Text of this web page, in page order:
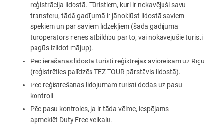
reģistrācija lidostā. Tūristiem, kuri ir nokavējuši savu
transferu, tādā gadījumā ir jānokļūst lidostā saviem
spēkiem un par saviem līdzekļiem (šādā gadījumā
tūroperators nenes atbildību par to, vai nokavējušie tūristi
pagūs izlidot mājup).
Pēc ierašanās lidostā tūristi reģistrējas avioreisam uz Rīgu
(reģistrēties palīdzēs TEZ TOUR pārstāvis lidostā).
Pēc reģistrēšanās lidojumam tūristi dodas uz pasu
kontroli.
Pēc pasu kontroles, ja ir tāda vēlme, iespējams
apmeklēt Duty Free veikalu.